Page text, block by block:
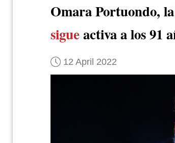
Omara Portuondo, la
sigueactiva a los 91
12 April 2022